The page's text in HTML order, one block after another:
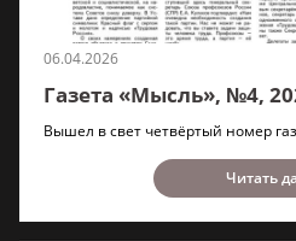
06.04.2026
Газета «Мысль», №4,
Вышел в свет четвёртый номер
Читать